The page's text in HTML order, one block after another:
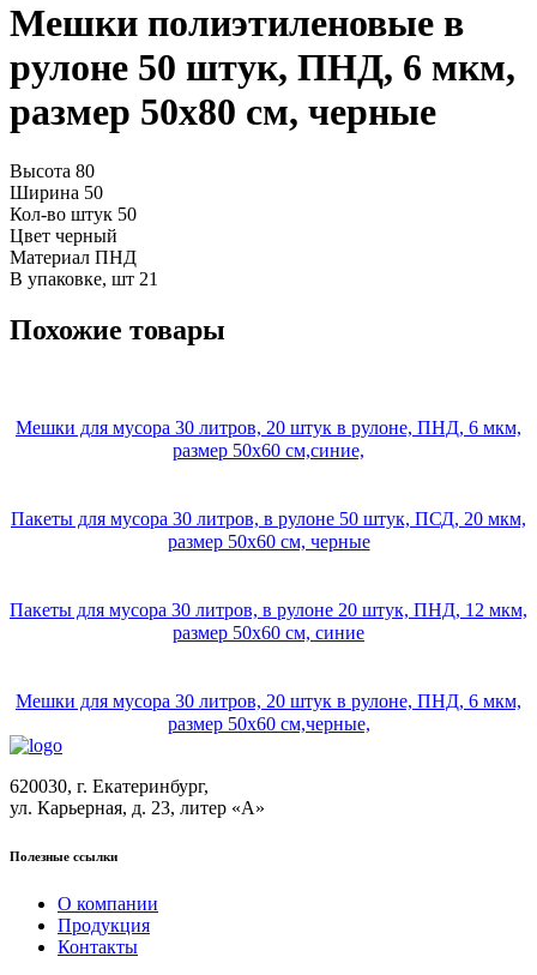
Мешки полиэтиленовые в
рулоне 50 штук, ПНД, 6 мкм,
размер 50х80 см, черные
Высота 80
Ширина 50
Кол-во штук 50
Цвет черный
Материал ПНД
В упаковке, шт 21
Похожие товары
Мешки для мусора 30 литров, 20 штук в рулоне, ПНД, 6 мкм,
размер 50х60 см,синие,
Пакеты для мусора 30 литров, в рулоне 50 штук, ПСД, 20 мкм,
размер 50х60 см, черные
Пакеты для мусора 30 литров, в рулоне 20 штук, ПНД, 12 мкм,
размер 50х60 см, синие
Мешки для мусора 30 литров, 20 штук в рулоне, ПНД, 6 мкм,
размер 50х60 см,черные,
620030, г. Екатеринбург,
ул. Карьерная, д. 23, литер «А»
Полезные ссылки
О компании
Продукция
Контакты